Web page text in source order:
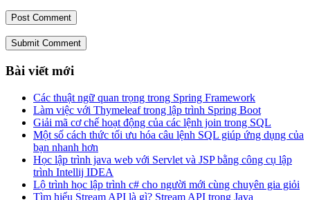
Submit Comment
Bài viết mới
Các thuật ngữ quan trọng trong Spring Framework
Làm việc với Thymeleaf trong lập trình Spring Boot
Giải mã cơ chế hoạt động của các lệnh join trong SQL
Một số cách thức tối ưu hóa câu lệnh SQL giúp ứng dụng của
bạn nhanh hơn
Học lập trình java web với Servlet và JSP bằng công cụ lập
trình Intellij IDEA
Lộ trình học lập trình c# cho người mới cùng chuyên gia giỏi
Tìm hiểu Stream API là gì? Stream API trong Java